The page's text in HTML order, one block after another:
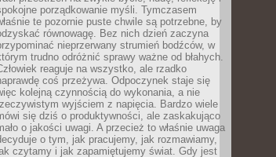
porządkowanie myśli. Tymczasem
te pozornie puste chwile są potrzebne, by
równowagę. Bez nich dzień zaczyna
nieprzerwany strumień bodźców, w
trudno odróżnić sprawy ważne od błahych.
reaguje na wszystko, ale rzadko
coś przeżywa. Odpoczynek staje się
kolejną czynnością do wykonania, a nie
wyjściem z napięcia. Bardzo wiele
się dziś o produktywności, ale zaskakująco
o jakości uwagi. A przecież to właśnie uwaga
o tym, jak pracujemy, jak rozmawiamy,
czytamy i jak zapamiętujemy świat. Gdy jest